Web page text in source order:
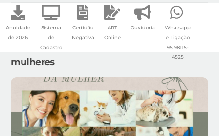
Anuidade
de 2026
Sistema
de
Cadastro
Certidão
Negativa
ART
Online
Ouvidoria
Whatsapp
e Ligação
95 98115-
4525
mulheres